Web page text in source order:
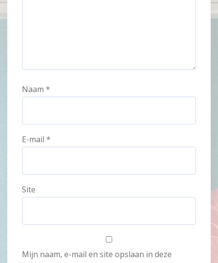
Naam *
E-mail *
Site
Mijn naam, e-mail en site opslaan in deze